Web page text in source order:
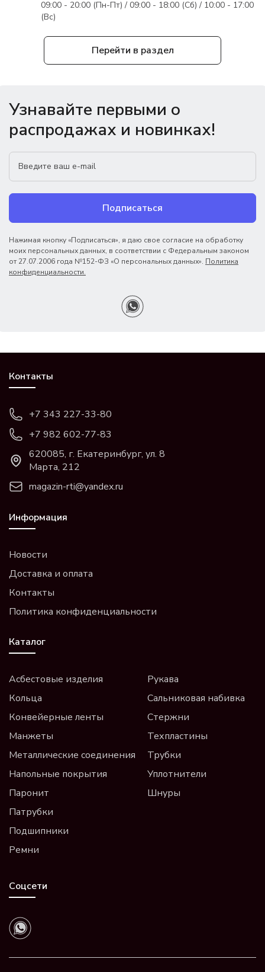
Перейти в раздел
09:00 - 20:00 (Пн-Пт) / 09:00 - 18:00 (Сб) / 10:00 - 17:00
(Вс)
Узнавайте первыми о
распродажах и новинках!
Подписаться
Нажимая кнопку «Подписаться», я даю свое согласие на обработку
моих персональных данных, в соответствии с Федеральным законом
от 27.07.2006 года №152-ФЗ «О персональных данных». Политика
конфиденциальности.
Контакты
+7 343 227-33-80
+7 982 602-77-83
620085, г. Екатеринбург, ул. 8
Марта, 212
magazin-rti@yandex.ru
Информация
Новости
Доставка и оплата
Контакты
Политика конфиденциальности
Каталог
Асбестовые изделия
Кольца
Конвейерные ленты
Манжеты
Металлические соединения
Напольные покрытия
Паронит
Патрубки
Подшипники
Ремни
Рукава
Сальниковая набивка
Стержни
Техпластины
Трубки
Уплотнители
Шнуры
Соцсети